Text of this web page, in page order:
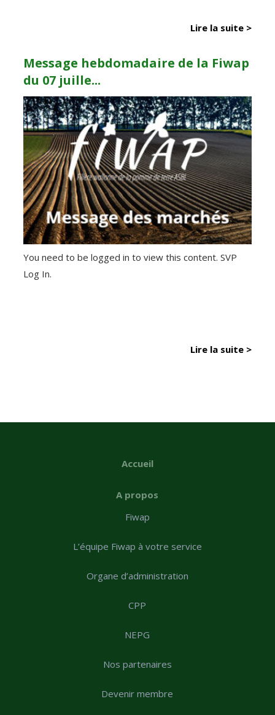
Lire la suite >
Message hebdomadaire de la Fiwap
du 07 juille...
You need to be logged in to view this content. SVP
Log In.
Lire la suite >
Accueil
A propos
Fiwap
L’équipe Fiwap à votre service
Organe d’administration
CPP
NEPG
Nos partenaires
Devenir membre